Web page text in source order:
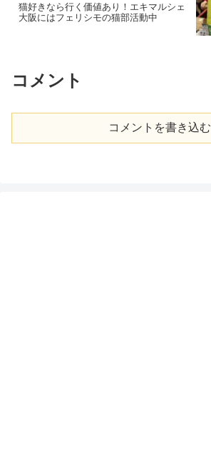
猫好きなら行く価値あり！エキマルシェ
大阪にはフェリシモの猫部活動中
コメント
コメントを書き込む